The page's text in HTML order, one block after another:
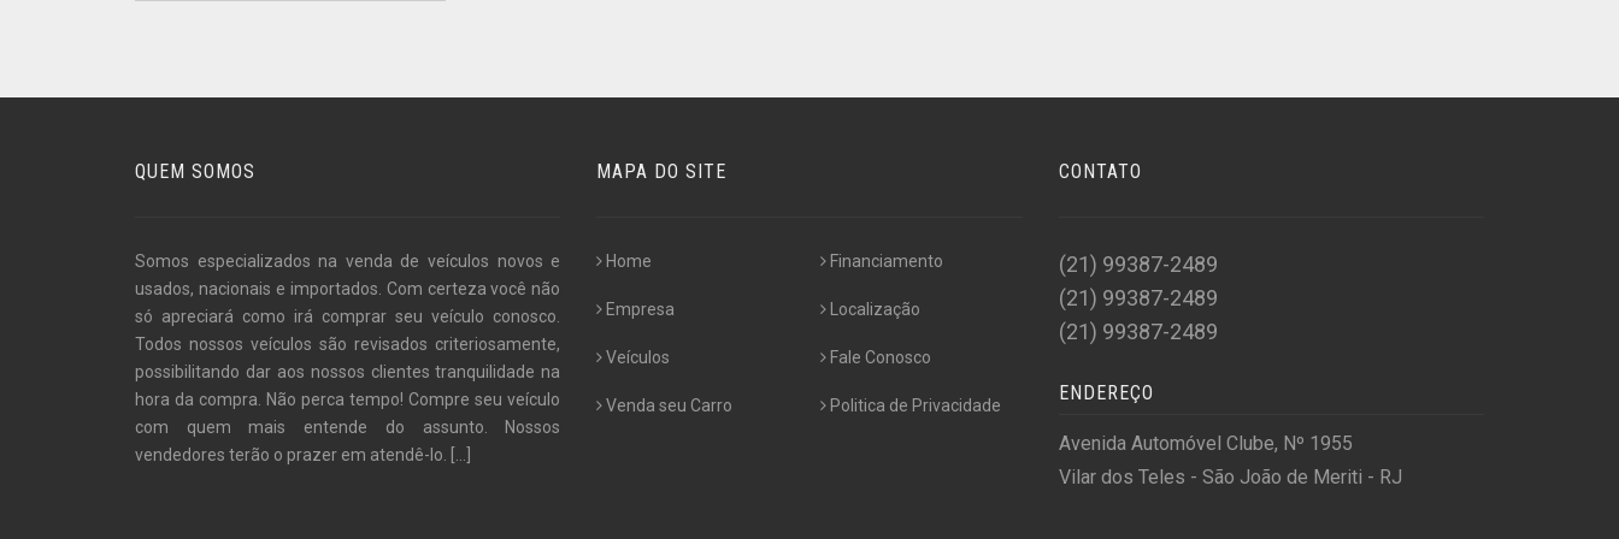
QUEM SOMOS
Somos especializados na venda de veículos novos e
usados, nacionais e importados. Com certeza você não
só apreciará como irá comprar seu veículo conosco.
Todos nossos veículos são revisados criteriosamente,
possibilitando dar aos nossos clientes tranquilidade na
hora da compra. Não perca tempo! Compre seu veículo
com quem mais entende do assunto. Nossos
vendedores terão o prazer em atendê-lo.
MAPA DO SITE
Home
Empresa
Veículos
Venda seu Carro
Financiamento
Localização
Fale Conosco
Politica de Privacidade
CONTATO
(21) 99387-2489
(21) 99387-2489
(21) 99387-2489
ENDEREÇO
Avenida Automóvel Clube, Nº 1955
Vilar dos Teles - São João de Meriti - RJ